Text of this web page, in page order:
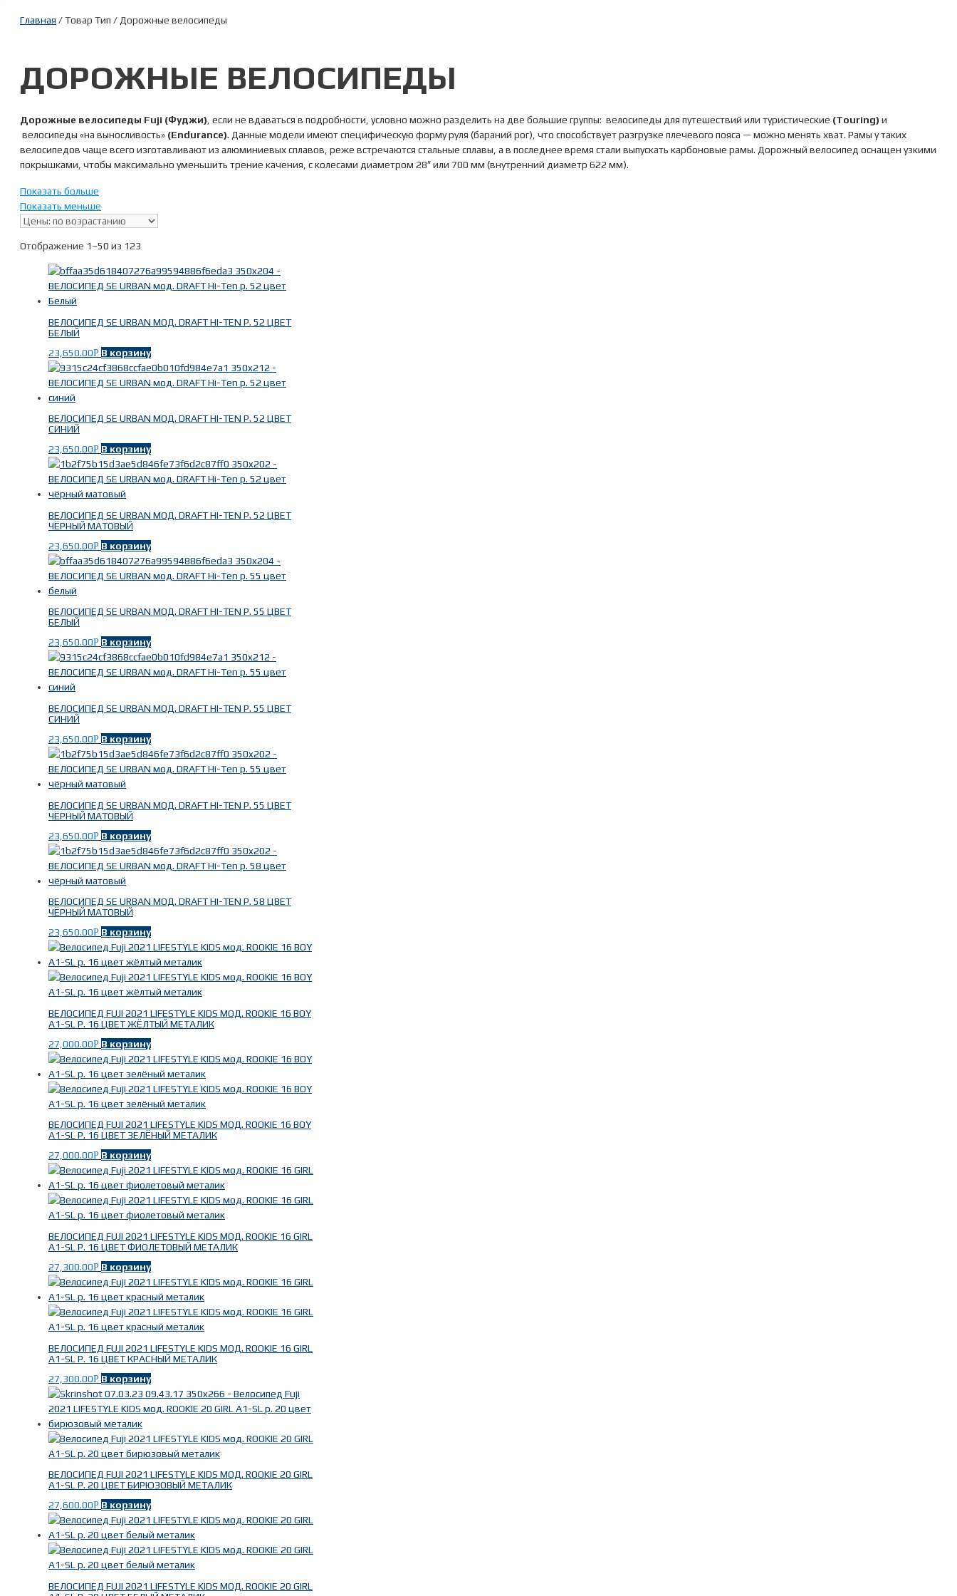
Главная / Товар Тип / Дорожные велосипеды
ДОРОЖНЫЕ ВЕЛОСИПЕДЫ
Дорожные велосипеды Fuji (Фуджи) , если не вдаваться в подробности, условно можно разделить на две большие группы: велосипеды для путешествий или туристические (Touring) и
велосипеды «на выносливость» (Endurance). Данные модели имеют специфическую форму руля (бараний рог), что способствует разгрузке плечевого пояса — можно менять хват. Рамы у таких
велосипедов чаще всего изготавливают из алюминиевых сплавов, реже встречаются стальные сплавы, а в последнее время стали выпускать карбоновые рамы. Дорожный велосипед оснащен узкими
покрышками, чтобы максимально уменьшить трение качения, с колесами диаметром 28″ или 700 мм (внутренний диаметр 622 мм).
Велосипеды на выносливость предназначены для физкультурно-оздоровительных поездок и для начинающих спортсменов (Gran Fondo, Brevet, Sportif, Roubax). Так называемые «туринговые»
велосипеды подойдут любителям путешествий (Jari, Touring). На них предусмотрена возможность установки заднего и переднего багажника, полноразмерных крыльев, не говоря уже о
флягодержателе или велокомпьютере.
Прежде чем купить дорожную модель, необходимо определиться, какие Вы перед собой ставите цели и каких результатов желаете достичь. Нелишним будет в дорогу взять инструмент для
Менеджеры нашей компании проконсультируют Вас по вопросам выбора модели и размера, приобретения в кредит и доставки товара.
Показать больше
Показать меньше
Отображение 1–50 из 123
ВЕЛОСИПЕД SE URBAN МОД. DRAFT HI-TEN Р. 52 ЦВЕТ
БЕЛЫЙ
23,650.00Р В корзину
ВЕЛОСИПЕД SE URBAN МОД. DRAFT HI-TEN Р. 52 ЦВЕТ
СИНИЙ
23,650.00Р В корзину
ВЕЛОСИПЕД SE URBAN МОД. DRAFT HI-TEN Р. 52 ЦВЕТ
ЧЁРНЫЙ МАТОВЫЙ
23,650.00Р В корзину
ВЕЛОСИПЕД SE URBAN МОД. DRAFT HI-TEN Р. 55 ЦВЕТ
БЕЛЫЙ
23,650.00Р В корзину
ВЕЛОСИПЕД SE URBAN МОД. DRAFT HI-TEN Р. 55 ЦВЕТ
СИНИЙ
23,650.00Р В корзину
ВЕЛОСИПЕД SE URBAN МОД. DRAFT HI-TEN Р. 55 ЦВЕТ
ЧЁРНЫЙ МАТОВЫЙ
23,650.00Р В корзину
ВЕЛОСИПЕД SE URBAN МОД. DRAFT HI-TEN Р. 58 ЦВЕТ
ЧЁРНЫЙ МАТОВЫЙ
23,650.00Р В корзину
ВЕЛОСИПЕД FUJI 2021 LIFESTYLE KIDS МОД. ROOKIE 16 BOY
A1-SL Р. 16 ЦВЕТ ЖЁЛТЫЙ МЕТАЛИК
27,000.00Р В корзину
ВЕЛОСИПЕД FUJI 2021 LIFESTYLE KIDS МОД. ROOKIE 16 BOY
A1-SL Р. 16 ЦВЕТ ЗЕЛЁНЫЙ МЕТАЛИК
27,000.00Р В корзину
ВЕЛОСИПЕД FUJI 2021 LIFESTYLE KIDS МОД. ROOKIE 16 GIRL
A1-SL Р. 16 ЦВЕТ ФИОЛЕТОВЫЙ МЕТАЛИК
27,300.00Р В корзину
ВЕЛОСИПЕД FUJI 2021 LIFESTYLE KIDS МОД. ROOKIE 16 GIRL
A1-SL Р. 16 ЦВЕТ КРАСНЫЙ МЕТАЛИК
27,300.00Р В корзину
ВЕЛОСИПЕД FUJI 2021 LIFESTYLE KIDS МОД. ROOKIE 20 GIRL
A1-SL Р. 20 ЦВЕТ БИРЮЗОВЫЙ МЕТАЛИК
27,600.00Р В корзину
ВЕЛОСИПЕД FUJI 2021 LIFESTYLE KIDS МОД. ROOKIE 20 GIRL